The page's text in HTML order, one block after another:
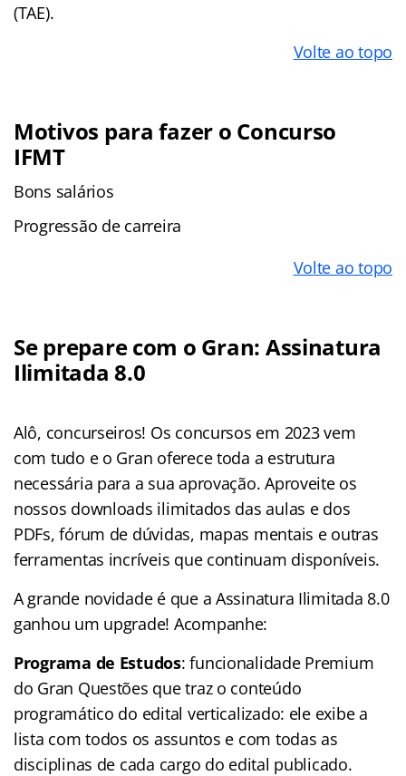
(TAE).
Volte ao topo
Motivos para fazer o Concurso
IFMT
Bons salários
Progressão de carreira
Volte ao topo
Se prepare com o Gran: Assinatura
Ilimitada 8.0
Alô, concurseiros! Os concursos em 2023 vem
com tudo e o Gran oferece toda a estrutura
necessária para a sua aprovação. Aproveite os
nossos downloads ilimitados das aulas e dos
PDFs, fórum de dúvidas, mapas mentais e outras
ferramentas incríveis que continuam disponíveis.
A grande novidade é que a Assinatura Ilimitada 8.0
ganhou um upgrade! Acompanhe:
Programa de Estudos: funcionalidade Premium
do Gran Questões que traz o conteúdo
programático do edital verticalizado: ele exibe a
lista com todos os assuntos e com todas as
disciplinas de cada cargo do edital publicado.